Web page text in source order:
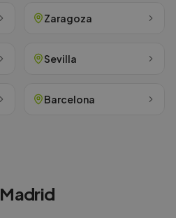
Zaragoza
Sevilla
Barcelona
Madrid